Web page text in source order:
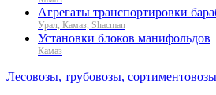
Агрегаты транспортировки
Урал, Камаз, Shacman
Установки блоков манифольдов
Камаз
Лесовозы, трубовозы,